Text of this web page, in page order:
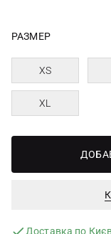
РАЗМЕР
XS
XL
Доставка по